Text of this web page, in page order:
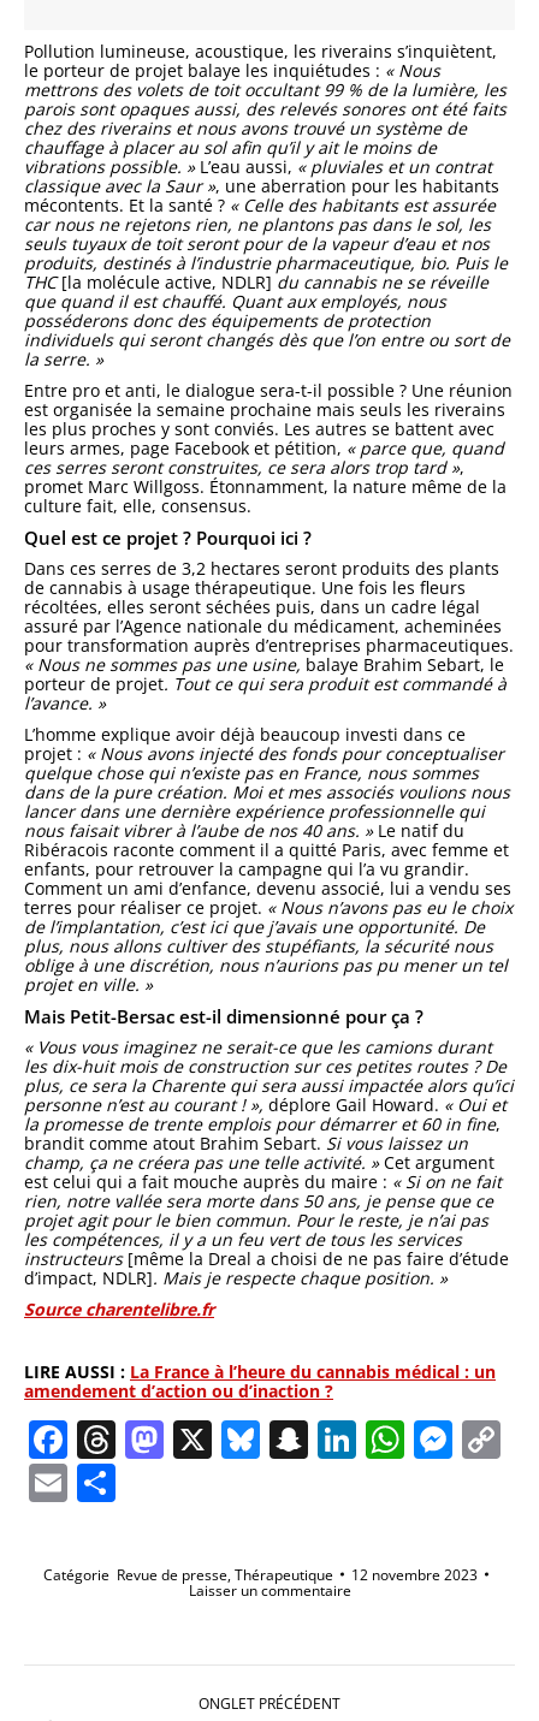
Pollution lumineuse, acoustique, les riverains s’inquiètent,
le porteur de projet balaye les inquiétudes : « Nous
mettrons des volets de toit occultant 99 % de la lumière, les
parois sont opaques aussi, des relevés sonores ont été faits
chez des riverains et nous avons trouvé un système de
chauffage à placer au sol afin qu’il y ait le moins de
vibrations possible. »L’eau aussi, « pluviales et un contrat
classique avec la Saur », une aberration pour les habitants
mécontents. Et la santé ? « Celle des habitants est assurée
car nous ne rejetons rien, ne plantons pas dans le sol, les
seuls tuyaux de toit seront pour de la vapeur d’eau et nos
produits, destinés à l’industrie pharmaceutique, bio. Puis le
THC[la molécule active, NDLR] du cannabis ne se réveille
que quand il est chauffé. Quant aux employés, nous
posséderons donc des équipements de protection
individuels qui seront changés dès que l’on entre ou sort de
la serre. »
Entre pro et anti, le dialogue sera-t-il possible ? Une réunion
est organisée la semaine prochaine mais seuls les riverains
les plus proches y sont conviés. Les autres se battent avec
leurs armes, page Facebook et pétition, « parce que, quand
ces serres seront construites, ce sera alors trop tard »,
promet Marc Willgoss. Étonnamment, la nature même de la
culture fait, elle, consensus.
Quel est ce projet ? Pourquoi ici ?
Dans ces serres de 3,2 hectares seront produits des plants
de cannabis à usage thérapeutique. Une fois les fleurs
récoltées, elles seront séchées puis, dans un cadre légal
assuré par l’Agence nationale du médicament, acheminées
pour transformation auprès d’entreprises pharmaceutiques.
« Nous ne sommes pas une usine, balaye Brahim Sebart, le
porteur de projet. Tout ce qui sera produit est commandé à
l’avance. »
L’homme explique avoir déjà beaucoup investi dans ce
projet : « Nous avons injecté des fonds pour conceptualiser
quelque chose qui n’existe pas en France, nous sommes
dans de la pure création. Moi et mes associés voulions nous
lancer dans une dernière expérience professionnelle qui
nous faisait vibrer à l’aube de nos 40 ans. »Le natif du
Ribéracois raconte comment il a quitté Paris, avec femme et
enfants, pour retrouver la campagne qui l’a vu grandir.
Comment un ami d’enfance, devenu associé, lui a vendu ses
terres pour réaliser ce projet. « Nous n’avons pas eu le choix
de l’implantation, c’est ici que j’avais une opportunité. De
plus, nous allons cultiver des stupéfiants, la sécurité nous
oblige à une discrétion, nous n’aurions pas pu mener un tel
projet en ville. »
Mais Petit-Bersac est-il dimensionné pour ça ?
« Vous vous imaginez ne serait-ce que les camions durant
les dix-huit mois de construction sur ces petites routes ? De
plus, ce sera la Charente qui sera aussi impactée alors qu’ici
personne n’est au courant ! », déplore Gail Howard. « Oui et
la promesse de trente emplois pour démarrer et 60 in fine,
brandit comme atout Brahim Sebart. Si vous laissez un
champ, ça ne créera pas une telle activité. »Cet argument
est celui qui a fait mouche auprès du maire : « Si on ne fait
rien, notre vallée sera morte dans 50 ans, je pense que ce
projet agit pour le bien commun. Pour le reste, je n’ai pas
les compétences, il y a un feu vert de tous les services
instructeurs[même la Dreal a choisi de ne pas faire d’étude
d’impact, NDLR]. Mais je respecte chaque position. »
Source charentelibre.fr
LIRE AUSSI : La France à l’heure du cannabis médical : un
amendement d’action ou d’inaction ?
Facebook
Threads
Mastodon
X Bluesky
Snapchat
LinkedIn
Email
Catégorie Revue de presse,Thérapeutique 12 novembre 2023
Laisser un commentaire
Navigation
ONGLET PRÉCÉDENT